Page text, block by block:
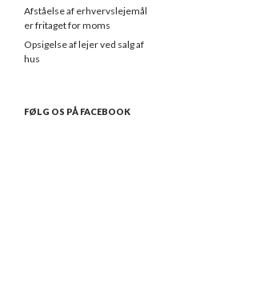
Afståelse af erhvervslejemål
er fritaget for moms
Opsigelse af lejer ved salg af
hus
FØLG OS PÅ FACEBOOK